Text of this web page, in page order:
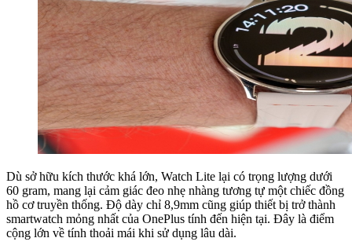
Dù sở hữu kích thước khá lớn, Watch Lite lại có trọng lượng dưới
60 gram, mang lại cảm giác đeo nhẹ nhàng tương tự một chiếc đồng
hồ cơ truyền thống. Độ dày chỉ 8,9mm cũng giúp thiết bị trở thành
smartwatch mỏng nhất của OnePlus tính đến hiện tại. Đây là điểm
cộng lớn về tính thoải mái khi sử dụng lâu dài.